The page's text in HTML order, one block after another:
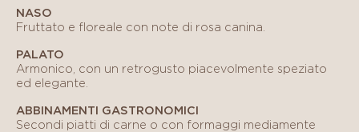
NASO
Fruttato e floreale con note di rosa canina.
PALATO
Armonico, con un retrogusto piacevolmente speziato
ed elegante.
ABBINAMENTI GASTRONOMICI
Secondi piatti di carne o con formaggi mediamente